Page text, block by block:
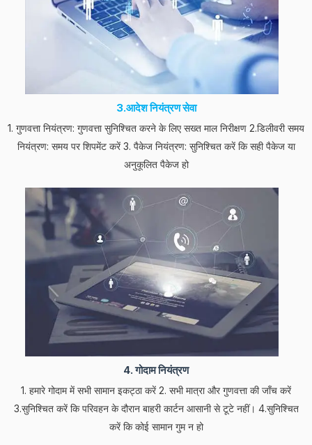
3.आदेश नियंत्रण सेवा
1. गुणवत्ता नियंत्रण: गुणवत्ता सुनिश्चित करने के लिए सख्त माल निरीक्षण 2.डिलीवरी समय
नियंत्रण: समय पर शिपमेंट करें 3. पैकेज नियंत्रण: सुनिश्चित करें कि सही पैकेज या
अनुकूलित पैकेज हो
4. गोदाम नियंत्रण
1. हमारे गोदाम में सभी सामान इकट्ठा करें 2. सभी मात्रा और गुणवत्ता की जाँच करें
3.सुनिश्चित करें कि परिवहन के दौरान बाहरी कार्टन आसानी से टूटे नहीं। 4.सुनिश्चित
करें कि कोई सामान गुम न हो